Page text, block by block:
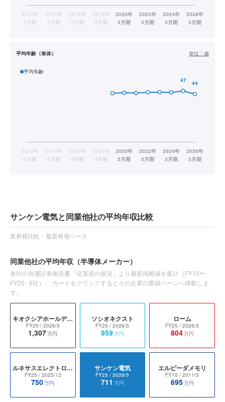
平均年齢（単体） 単位： 歳
平均年齢
サンケン電気と同業他社の平均年収比較
業界横比較・最新有報ベース
同業他社の平均年収 （半導体メーカー）
各社の有価証券報告書「従業員の状況」より最新掲載値を集計（FY10〜
FY25 · 6社）。 カードをクリックするとその企業の業績ページへ移動しま
す。
キオクシアホールディングス
FY25 / 2026/3
1,307万円
ソシオネクスト
FY25 / 2026/3
959万円
ローム
FY25 / 2026/3
804万円
ルネサスエレクトロニクス
FY25 / 2025/12
750万円
サンケン電気
FY25 / 2026/3
711 万円
エルピーダメモリ
FY10 / 2011/3
695万円